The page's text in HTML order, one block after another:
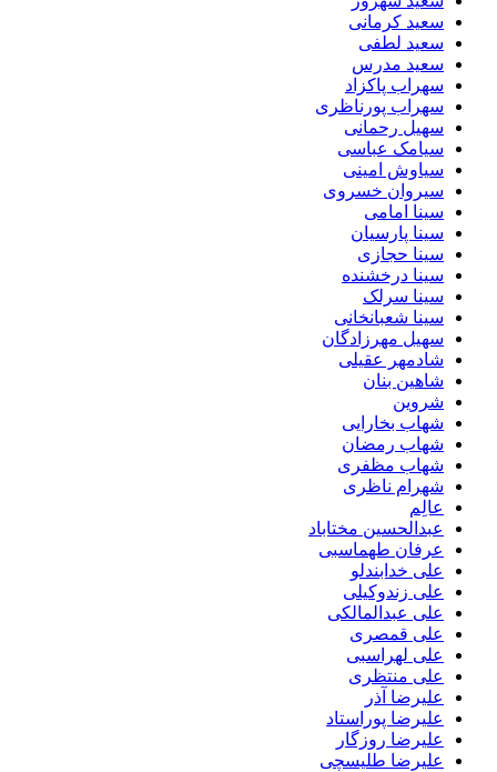
سعید کرمانی
سعید لطفی
سعید مدرس
سهراب پاکزاد
سهراب پورناظری
سهیل رحمانی
سیامک عباسی
سیاوش امینی
سیروان خسروی
سینا امامی
سینا پارسیان
سینا حجازی
سینا درخشنده
سینا سرلک
سینا شعبانخانی
سهیل مهرزادگان
شادمهر عقیلی
شاهین بنان
شروین
شهاب بخارایی
شهاب رمضان
شهاب مظفری
شهرام ناظری
عالِم
عبدالحسین مختاباد
عرفان طهماسبی
علی خدابندلو
علی زندوکیلی
علی عبدالمالکی
علی قمصری
علی لهراسبی
علی منتظری
علیرضا آذر
علیرضا پوراستاد
علیرضا روزگار
علیرضا طلیسچی